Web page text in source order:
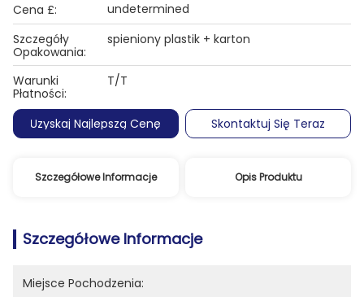
Cena £:
undetermined
Szczegóły
Opakowania:
spieniony plastik + karton
Warunki
Płatności:
T/T
Uzyskaj Najlepszą Cenę Skontaktuj Się Teraz
Szczegółowe Informacje Opis Produktu
Szczegółowe Informacje
Miejsce Pochodzenia: